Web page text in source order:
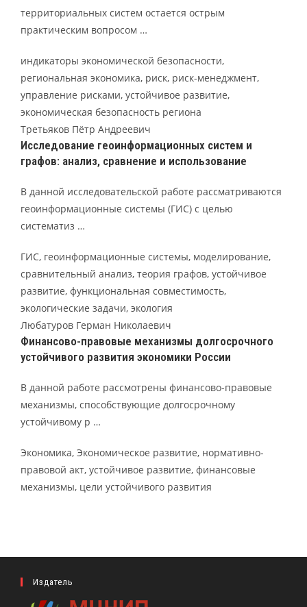
территориальных систем остается острым
практическим вопросом …
индикаторы экономической безопасности,
региональная экономика, риск, риск-менеджмент,
управление рисками, устойчивое развитие,
экономическая безопасность региона
Третьяков Пётр Андреевич
Исследование геоинформационных систем и
графов: анализ, сравнение и использование
В данной исследовательской работе рассматриваются
геоинформационные системы (ГИС) с целью
систематиз …
ГИС, геоинформационные системы, моделирование,
сравнительный анализ, теория графов, устойчивое
развитие, функциональная совместимость,
экологические задачи, экология
Любатуров Герман Николаевич
Финансово-правовые механизмы долгосрочного
устойчивого развития экономики России
В данной работе рассмотрены финансово-правовые
механизмы, способствующие долгосрочному
устойчивому р …
Экономика, Экономическое развитие, нормативно-
правовой акт, устойчивое развитие, финансовые
механизмы, цели устойчивого развития
Издатель